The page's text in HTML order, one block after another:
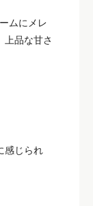
ムにメレ
上品な甘さ
感じられ